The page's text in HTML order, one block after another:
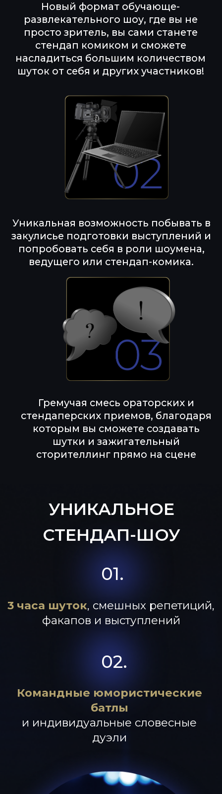
Гремучая смесь ораторских и
стендаперских приемов, благодаря
шутки и зажигательный
сторителлинг прямо на сцене
УНИКАЛЬНОЕ
СТЕНДАП-ШОУ
Сопровождение профессионального
спикера и оратора
Конкретные приемы создания
креативный полигон
Командные юмористические
и индивидуальные словесные
дуэли
02.
факапов и выступлений